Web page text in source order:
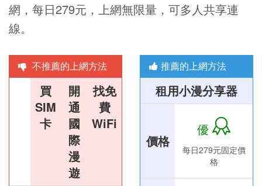
網，每日279元，上網無限量，可多人共享連
線。
不推薦的上網方法
買
SIM
卡
開
通
國
際
漫
遊
找免
費
WiFi
推薦的上網方法
租用小漫分享器
價格
優
每日279元固定價
格